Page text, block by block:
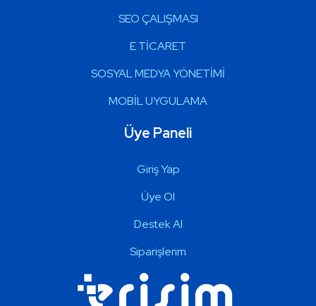
SEO ÇALIŞMASI
E TİCARET
SOSYAL MEDYA YÖNETİMİ
MOBİL UYGULAMA
Üye Paneli
Giriş Yap
Üye Ol
Destek Al
Siparişlerim